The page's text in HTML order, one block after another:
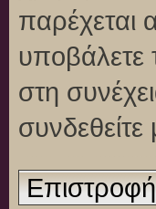
παρέχεται
υποβάλετε
στη